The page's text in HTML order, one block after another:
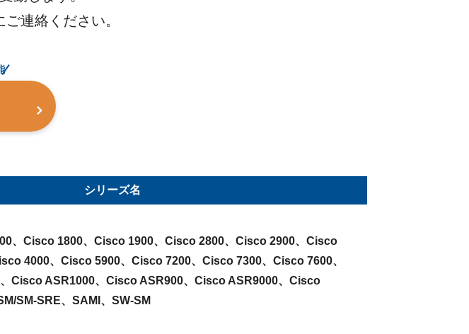
連絡ください。
シリーズ名
、Cisco 1800、Cisco 1900、Cisco 2800、Cisco 2900、Cisco
4000、Cisco 5900、Cisco 7200、Cisco 7300、Cisco 7600、
Cisco ASR1000、Cisco ASR900、Cisco ASR9000、Cisco
SM-SRE、SAMI、SW-SM